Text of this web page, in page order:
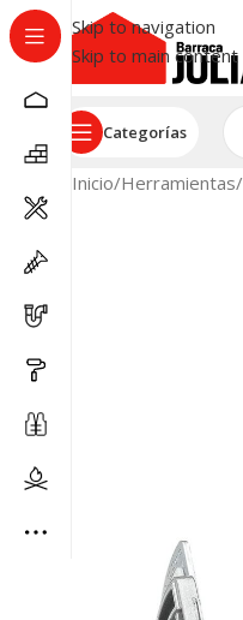
Skip to navigation
Skip to main content
Categorías
Inicio/Herramientas/